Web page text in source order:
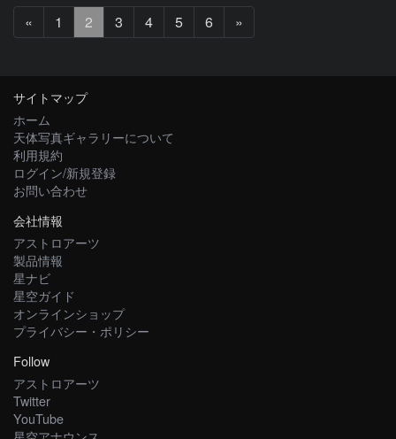
«
へ
1 2 3 4 5 6 »
へ
サイトマップ
ホーム
天体写真ギャラリーについて
利用規約
ログイン/新規登録
お問い合わせ
会社情報
アストロアーツ
製品情報
星ナビ
星空ガイド
オンラインショップ
プライバシー・ポリシー
Follow
アストロアーツ
Twitter
YouTube